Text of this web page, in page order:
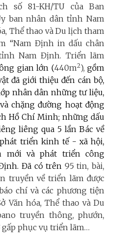
số 81-KH/TU của Ban
ban nhân dân tỉnh Nam
Thể thao và Du lịch tham
“Nam Định in dấu chân
Nam Định. Triển lãm
gian lớn (440m2), gồm
đã giới thiệu đến cán bộ,
nhân dân những tư liệu,
chặng đường hoạt động
Hồ Chí Minh; những dấu
liêng qua 5 lần Bác về
triển kinh tế - xã hội,
mới và phát triển công
Đã có trên 95 tin, bài,
truyền về triển lãm được
chí và các phương tiện
Văn hóa, Thể thao và Du
truyền thông, phướn,
phục vụ triển lãm…